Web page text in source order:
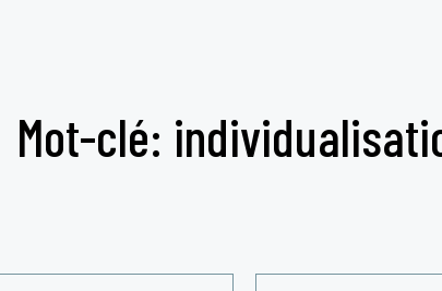
Mot-clé: